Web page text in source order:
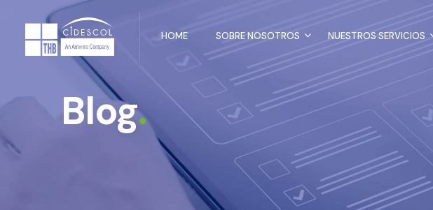
HOME SOBRE NOSOTROS NUESTROS SERVICIOS
Blog.